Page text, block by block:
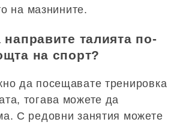
на мазнините.
талията по-
на спорт?
да посещавате тренировка
тогава можете да
С редовни занятия можете